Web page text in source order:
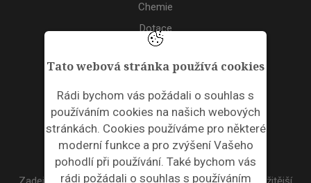
Tato webová stránka používá cookies
Rádi bychom vás požádali o souhlas s
používáním cookies na našich webových
stránkách. Cookies používáme pro některé
moderní funkce a pro zvýšení Vašeho
pohodlí při používání. Také bychom vás
rádi požádali o souhlas s používáním
Chemie
Dotace
Akce
ODPADNÍ PLASTY
NEWSLETTER